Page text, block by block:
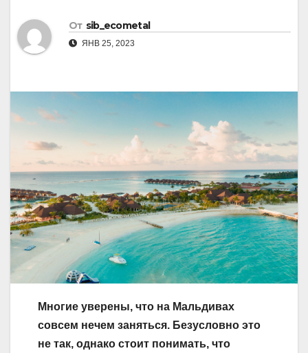
От sib_ecometal
ЯНВ 25, 2023
Многие уверены, что на Мальдивах
совсем нечем заняться. Безусловно это
не так, однако стоит понимать, что